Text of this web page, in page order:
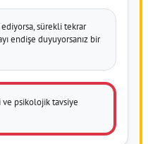
ediyorsa, sürekli tekrar
endişe duyuyorsanız bir
psikolojik tavsiye